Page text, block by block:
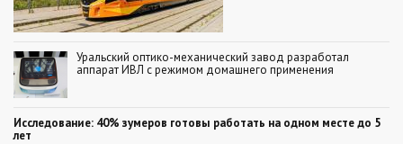
Уральский оптико-механический завод разработал
аппарат ИВЛ с режимом домашнего применения
Исследование: 40% зумеров готовы работать на одном месте до 5
лет